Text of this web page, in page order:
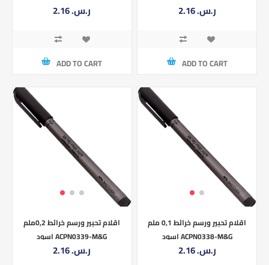
2.16 ر.س.‏
ADD TO CART
2.16 ر.س.‏
ADD TO CART
اقلام تحبير ورسم خرائط 0,2ملم
اسود ACPN0339-M&G
2.16 ر.س.‏
اقلام تحبير ورسم خرائط 0,1 ملم
اسود ACPN0338-M&G
2.16 ر.س.‏